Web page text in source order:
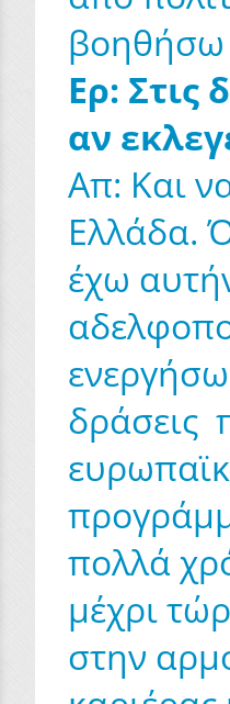
βοηθήσω
Ερ: Στις
αν
Απ: Και
Ελλάδα.
έχω
δράσεις
πολλά
μέχρι
στην